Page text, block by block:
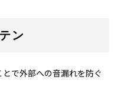
ン
で外部への音漏れを防ぐ